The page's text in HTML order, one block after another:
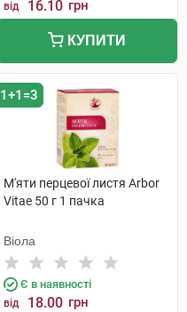
від 16.10 грн
КУПИТИ
1+1=3
М'яти перцевої листя Arbor
Vitae 50 г 1 пачка
Віола
Є в наявності
від 18.00 грн